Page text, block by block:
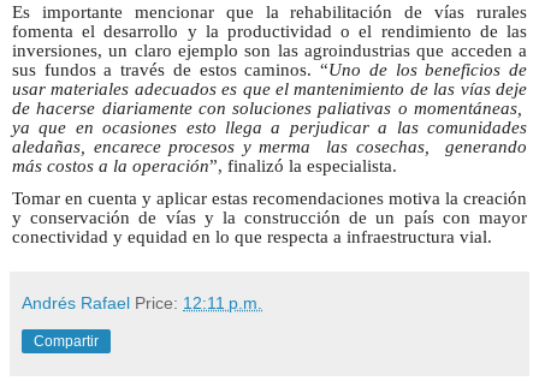
Es importante mencionar que la rehabilitación de vías rurales
fomenta el desarrollo y la productividad o el rendimiento de las
inversiones, un claro ejemplo son las agroindustrias que acceden a
sus fundos a través de estos caminos. “Uno de los beneficios de
usar materiales adecuados es que el mantenimiento de las vías deje
de hacerse diariamente con soluciones paliativas o momentáneas,
ya que en ocasiones esto llega a perjudicar a las comunidades
aledañas, encarece procesos y merma las cosechas, generando
más costos a la operación”, finalizó la especialista.
Tomar en cuenta y aplicar estas recomendaciones motiva la creación
y conservación de vías y la construcción de un país con mayor
conectividad y equidad en lo que respecta a infraestructura vial.
Andrés Rafael Price: 12:11 p.m.
Compartir